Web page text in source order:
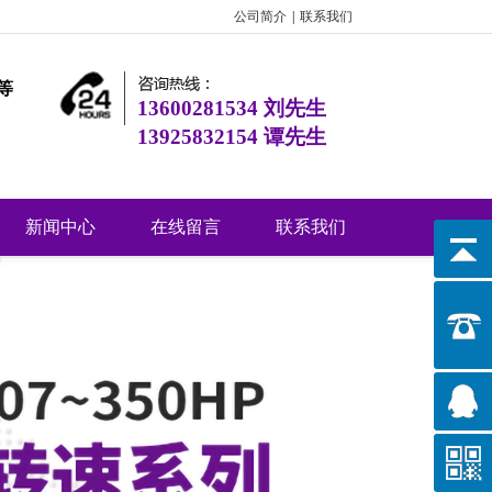
公司简介 联系我们
13600281534 刘先生
13925832154 谭先生
新闻中心 在线留言 联系我们